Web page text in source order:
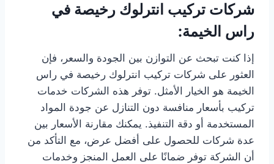
شركات تركيب انترلوك رخيصة في
راس الخيمة:
إذا كنت تبحث عن التوازن بين الجودة والسعر، فإن
العثور على شركات تركيب انترلوك رخيصة في راس
الخيمة هو الخيار الأمثل. توفر هذه الشركات خدمات
تركيب بأسعار منافسة دون التنازل عن جودة المواد
المستخدمة أو دقة التنفيذ. يمكنك مقارنة الأسعار بين
عدة شركات للحصول على أفضل عرض، مع التأكد من
أن الشركة توفر ضمانًا على العمل المنجز وخدمات